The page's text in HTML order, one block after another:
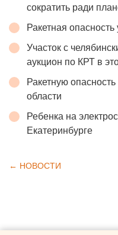
сократить ради
Ракетная
Участок с
аукцион по КРТ в
Ракетную
области
Ребенка на
Екатеринбурге
← НОВОСТИ